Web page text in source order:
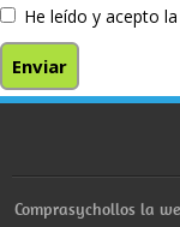
He leído y acepto la
Comprasychollos la